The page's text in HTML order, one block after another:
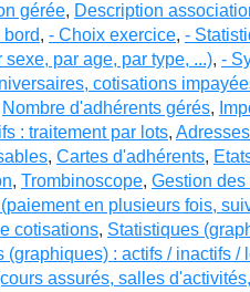
gérée, Description
, - Choix exercice, -
sexe, par age, par type, ...), -
cotisations
Nombre d'adhérents gérés,
: traitement par lots,
, Cartes d'adhérents,
, Trombinoscope, Gestion
en plusieurs fois,
cotisations, Statistiques
(graphiques) : actifs / inactifs /
assurés, salles